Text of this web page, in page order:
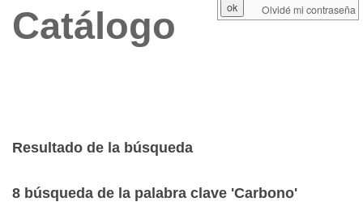
Catálogo
Resultado de la búsqueda
8 búsqueda de la palabra clave 'Carbono'
Olvidé mi contraseña